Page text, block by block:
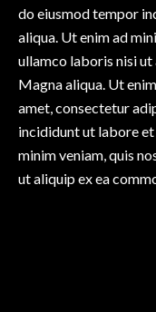
do eiusmod tempor
aliqua. Ut enim ad
ullamco laboris nisi ut
Magna aliqua. Ut
amet, consectetur
incididunt ut labore
minim veniam, quis
ut aliquip ex ea